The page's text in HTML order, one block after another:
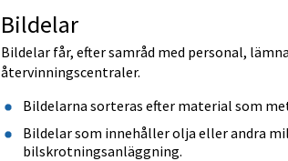
Bildelar
Bildelar får, efter samråd med personal,
återvinningscentraler.
Bildelarna sorteras efter material som
Bildelar som innehåller olja eller andra
bilskrotningsanläggning.